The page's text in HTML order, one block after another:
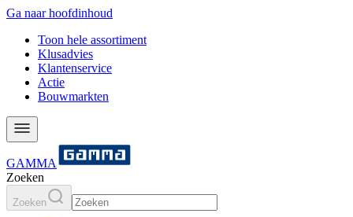
Ga naar hoofdinhoud
Toon hele assortiment
Klusadvies
Klantenservice
Actie
Bouwmarkten
GAMMA
Zoeken
Zoeken